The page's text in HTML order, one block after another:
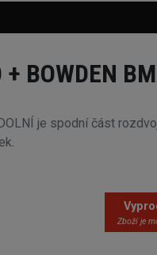
BOWDEN
je spodní část
Zboží je